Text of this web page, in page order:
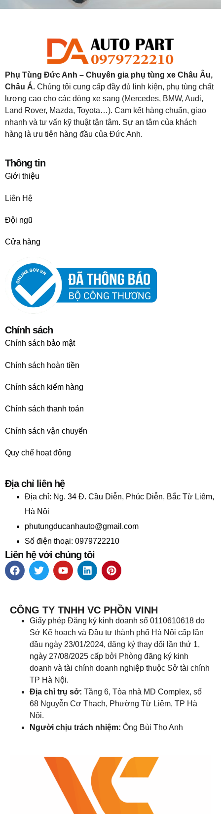
Phụ Tùng Đức Anh – Chuyên gia phụ tùng xe Châu Âu,
Châu Á. Chúng tôi cung cấp đầy đủ linh kiện, phụ tùng chất
lượng cao cho các dòng xe sang (Mercedes, BMW, Audi,
Land Rover, Mazda, Toyota…). Cam kết hàng chuẩn, giao
nhanh và tư vấn kỹ thuật tận tâm. Sự an tâm của khách
hàng là ưu tiên hàng đầu của Đức Anh.
Thông tin
Giới thiệu
Liên Hệ
Đội ngũ
Cửa hàng
Chính sách
Chính sách bảo mật
Chính sách hoàn tiền
Chính sách kiểm hàng
Chính sách thanh toán
Chính sách vận chuyển
Quy chế hoạt động
Địa chỉ liên hệ
Địa chỉ: Ng. 34 Đ. Cầu Diễn, Phúc Diễn, Bắc Từ Liêm,
Hà Nội
phutungducanhauto@gmail.com
Số điện thoại: 0979722210
Liên hệ với chúng tôi
CÔNG TY TNHH VC PHỒN VINH
Giấy phép Đăng ký kinh doanh số 0110610618 do
Sở Kế hoạch và Đầu tư thành phố Hà Nội cấp lần
đầu ngày 23/01/2024, đăng ký thay đổi lần thứ 1,
ngày 27/08/2025 cấp bởi Phòng đăng ký kinh
doanh và tài chính doanh nghiệp thuộc Sở tài chính
TP Hà Nội.
Địa chỉ trụ sở: Tầng 6, Tòa nhà MD Complex, số
68 Nguyễn Cơ Thạch, Phường Từ Liêm, TP Hà
Nội.
Người chịu trách nhiệm: Ông Bùi Thọ Anh